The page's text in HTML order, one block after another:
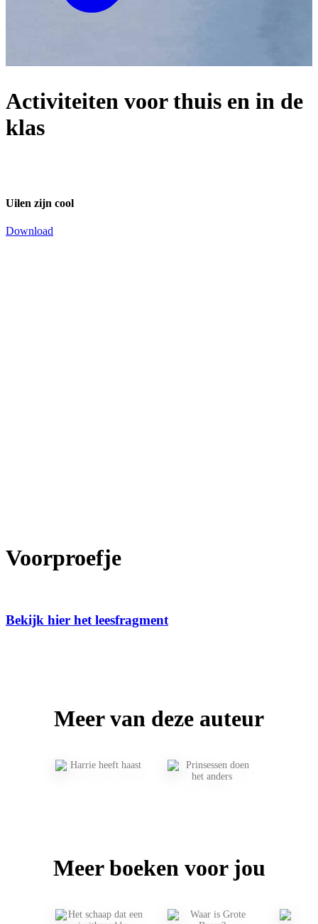
Activiteiten voor thuis en in de
klas
Uilen zijn cool
Download
Voorproefje
Bekijk hier het leesfragment
Meer van deze auteur
Meer boeken voor jou